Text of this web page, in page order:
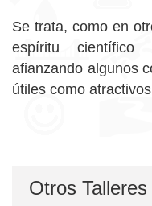
Se trata, como en
espíritu
afianzando algunos
útiles como
Otros Talleres